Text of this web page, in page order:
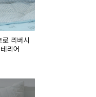
리버시
리어